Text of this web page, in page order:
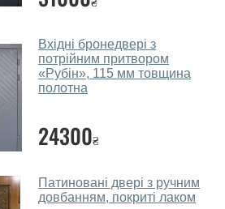
Вхідні бронедвері з
потрійним притвором
«Рубін», 115 мм товщина
полотна
24300₴
Патиновані двері з ручним
довбанням, покриті лаком